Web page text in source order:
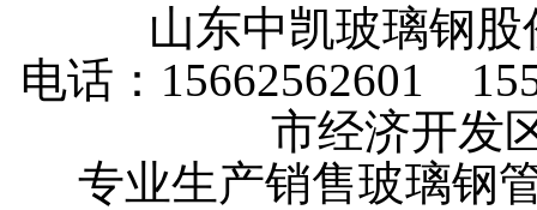
山东中凯玻璃钢
电话：15662562601
市经济开
专业生产销售玻璃钢